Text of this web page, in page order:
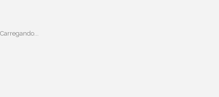
Carregando...